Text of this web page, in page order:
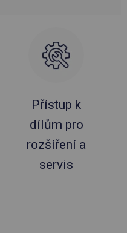
Přístup k
dílům pro
rozšíření a
servis